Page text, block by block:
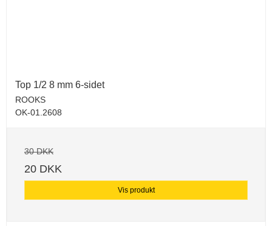
Top 1/2 8 mm 6-sidet
ROOKS
OK-01.2608
30 DKK
20 DKK
Vis produkt